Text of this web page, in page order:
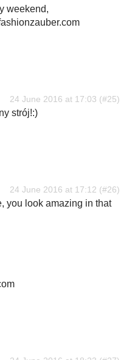
weekend,
24 June 2016 at 17:03
strój!:)
24 June 2016 at 17:12
you look amazing in that